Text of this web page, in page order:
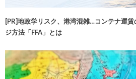
[PR]地政学リスク、港湾混雑…コンテナ運
ジ方法「FFA」とは